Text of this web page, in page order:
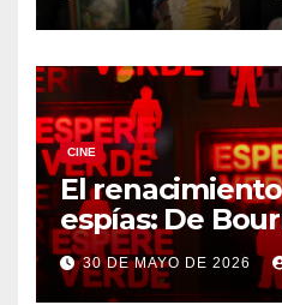
CINE
El
espías: De
Treadstone
30 DE MAYO DE 2026